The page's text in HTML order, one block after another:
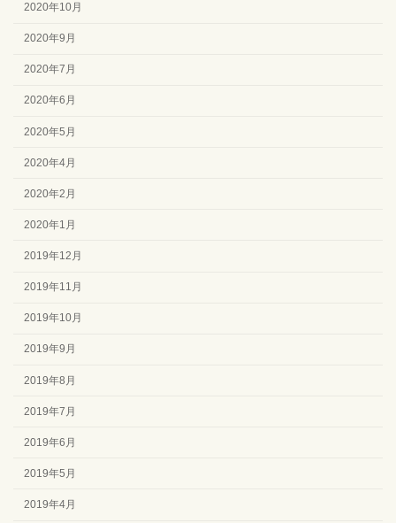
2020年10月
2020年9月
2020年7月
2020年6月
2020年5月
2020年4月
2020年2月
2020年1月
2019年12月
2019年11月
2019年10月
2019年9月
2019年8月
2019年7月
2019年6月
2019年5月
2019年4月